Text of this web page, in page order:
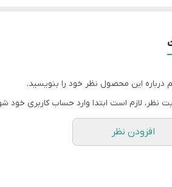
درباره این محصول نظر خود را بنویسید.
نظر، لازم است ابتدا وارد حساب کاربری خود
افزودن نظر